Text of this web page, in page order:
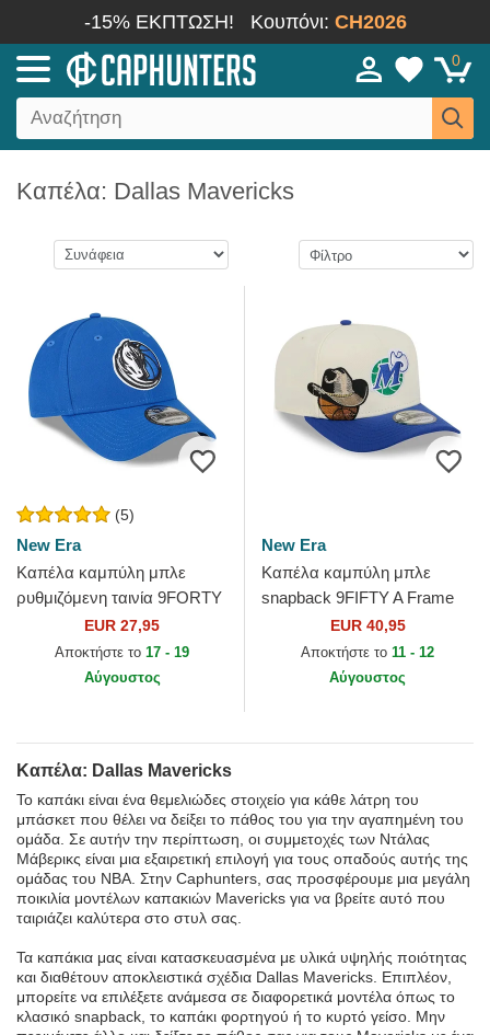
-15% ΕΚΠΤΩΣΗ! Κουπόνι: CH2026
0
Καπέλα: Dallas Mavericks
(5)
New Era
Καπέλα καμπύλη μπλε
ρυθμιζόμενη ταινία 9FORTY
The League από Dallas
Mavericks NBA από New
EUR 27,95
Αποκτήστε το 17 - 19
Αύγουστος
New Era
Καπέλα καμπύλη μπλε
snapback 9FIFTY A Frame
Precurved Hardwood
Classics από Dallas
Mavericks NBA...
EUR 40,95
Αποκτήστε το 11 - 12
Αύγουστος
Καπέλα: Dallas Mavericks
Το καπάκι είναι ένα θεμελιώδες στοιχείο για κάθε λάτρη του
μπάσκετ που θέλει να δείξει το πάθος του για την αγαπημένη του
ομάδα. Σε αυτήν την περίπτωση, οι συμμετοχές των Ντάλας
Μάβερικς είναι μια εξαιρετική επιλογή για τους οπαδούς αυτής της
ομάδας του ΝΒΑ. Στην Caphunters, σας προσφέρουμε μια μεγάλη
ποικιλία μοντέλων καπακιών Mavericks για να βρείτε αυτό που
ταιριάζει καλύτερα στο στυλ σας.
Τα καπάκια μας είναι κατασκευασμένα με υλικά υψηλής ποιότητας
και διαθέτουν αποκλειστικά σχέδια Dallas Mavericks. Επιπλέον,
μπορείτε να επιλέξετε ανάμεσα σε διαφορετικά μοντέλα όπως το
κλασικό snapback, το καπάκι φορτηγού ή το κυρτό γείσο. Μην